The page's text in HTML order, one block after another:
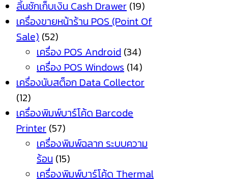
ลิ้นชักเก็บเงิน Cash Drawer (19)
เครื่องขายหน้าร้าน POS (Point Of
Sale) (52)
เครื่อง POS Android (34)
เครื่อง POS Windows (14)
เครื่องนับสต็อก Data Collector
(12)
เครื่องพิมพ์บาร์โค้ด Barcode
Printer (57)
เครื่องพิมพ์ฉลาก ระบบความ
ร้อน (15)
เครื่องพิมพ์บาร์โค้ด Thermal